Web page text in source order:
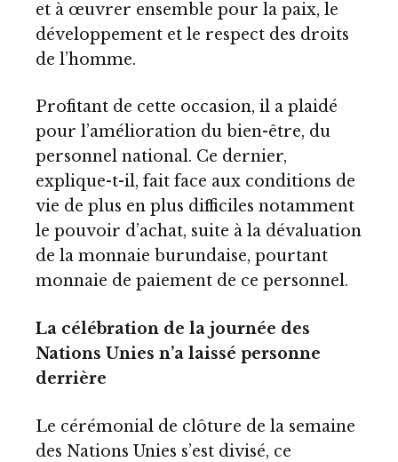
et à œuvrer ensemble pour la paix, le
développement et le respect des droits
de l’homme.
Profitant de cette occasion, il a plaidé
pour l’amélioration du bien-être, du
personnel national. Ce dernier,
explique-t-il, fait face aux conditions de
vie de plus en plus difficiles notamment
le pouvoir d’achat, suite à la dévaluation
de la monnaie burundaise, pourtant
monnaie de paiement de ce personnel.
La célébration de la journée des
Nations Unies n’a laissé personne
derrière
Le cérémonial de clôture de la semaine
des Nations Unies s’est divisé, ce